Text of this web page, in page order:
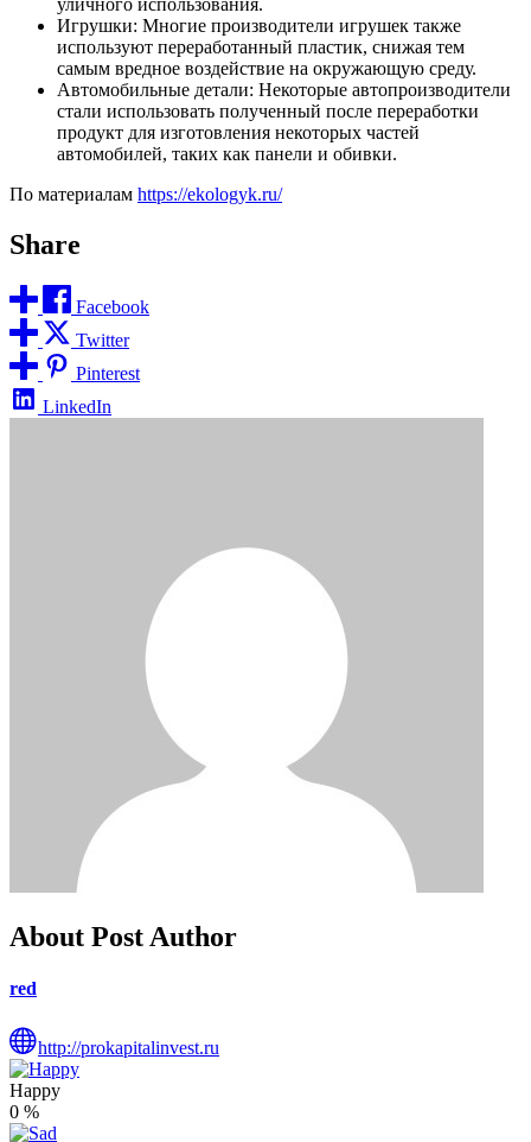
уличного использования.
Игрушки: Многие производители игрушек также
используют переработанный пластик, снижая тем
самым вредное воздействие на окружающую среду.
Автомобильные детали: Некоторые автопроизводители
стали использовать полученный после переработки
продукт для изготовления некоторых частей
автомобилей, таких как панели и обивки.
По материалам https://ekologyk.ru/
Share
Facebook
Twitter
Pinterest
LinkedIn
About Post Author
red
http://prokapitalinvest.ru
Happy
0 %